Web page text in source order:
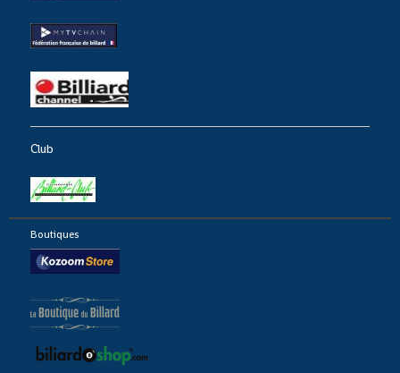
Club
Boutiques